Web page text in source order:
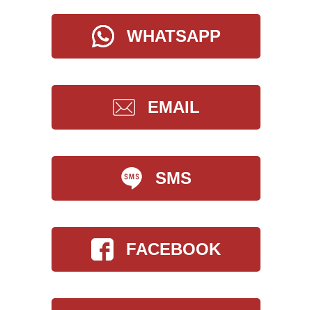
WHATSAPP
EMAIL
SMS
FACEBOOK